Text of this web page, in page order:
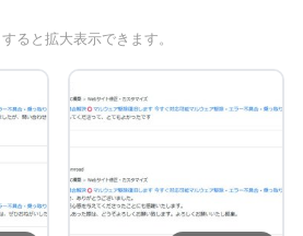
ると拡大表示できます。